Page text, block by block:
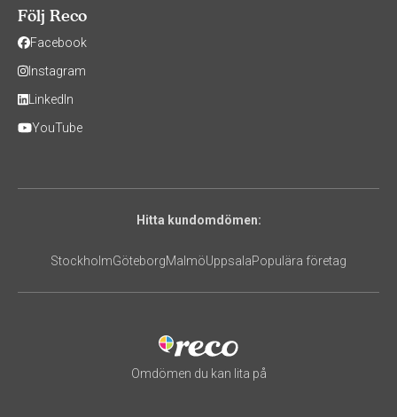
Följ Reco
Facebook
Instagram
LinkedIn
YouTube
Hitta kundomdömen:
StockholmGöteborgMalmöUppsalaPopulära företag
Omdömen du kan lita på